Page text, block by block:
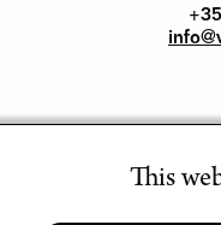
Instagram
This